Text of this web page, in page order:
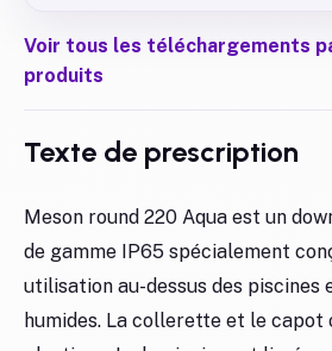
Voir tous les téléchargements
produits
Texte de prescription
Meson round 220 Aqua est un
de gamme IP65 spécialement
utilisation au-dessus des piscines
humides. La collerette et le capot